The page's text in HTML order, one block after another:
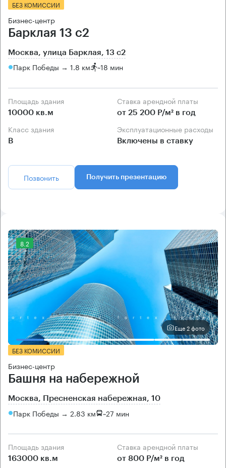
БЕЗ КОМИССИИ
Бизнес-центр
Барклая 13 с2
Москва, улица Барклая, 13 с2
Парк Победы → 1.8 км ~18 мин
Площадь здания
10000 кв.м
Ставка арендной платы
от 25 200 Р/м² в год
Класс здания
B
Эксплуатационные расходы
Включены в ставку
Позвонить Получить презентацию
8.2
Еще 2 фото
БЕЗ КОМИССИИ
Бизнес-центр
Башня на набережной
Москва, Пресненская набережная, 10
Парк Победы → 2.83 км ~27 мин
Площадь здания
163000 кв.м
Ставка арендной платы
от 800 Р/м² в год